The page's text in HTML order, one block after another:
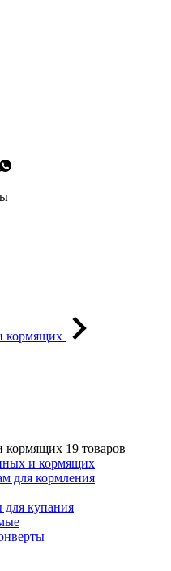
кормящих
кормящих 19 товаров
и кормящих
для кормления
купания